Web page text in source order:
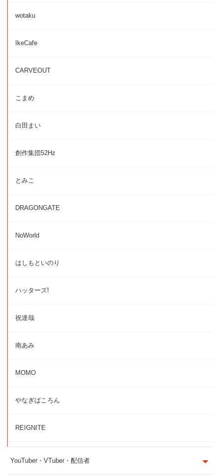
wotaku
IkeCafe
CARVEOUT
こまめ
白田まい
創作集団52Hz
とみこ
DRAGONGATE
NoWorld
はしもといのり
ハッターズ!
祝達哉
南あみ
MOMO
やなぎばころん
REIGNITE
YouTuber・VTuber・配信者